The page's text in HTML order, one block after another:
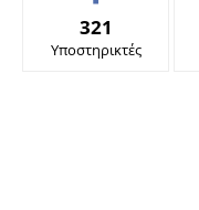
321
Υποστηρικτές